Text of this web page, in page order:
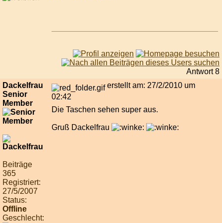
Antwort 8
Dackelfrau
Senior
Member
Beiträge
365
Registriert:
27/5/2007
Status:
Offline
Geschlecht:
erstellt am: 27/2/2010 um
02:42
Die Taschen sehen super aus.
Gruß Dackelfrau